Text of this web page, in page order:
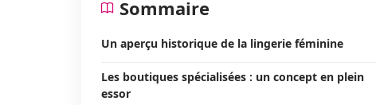
Sommaire
Un aperçu historique de la lingerie féminine
Les boutiques spécialisées : un concept en plein
essor